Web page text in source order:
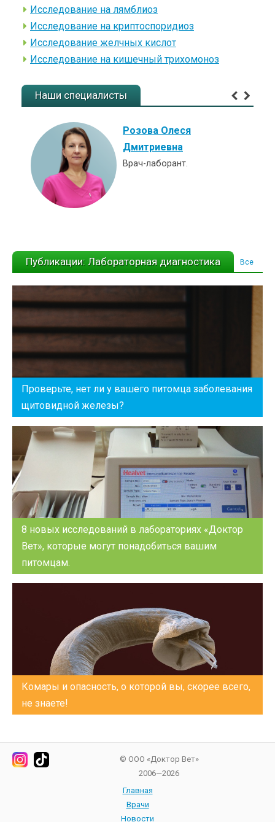
Исследование на лямблиоз
Исследование на криптоспоридиоз
Исследование желчных кислот
Исследование на кишечный трихомоноз
Наши специалисты
Розова Олеся
Дмитриевна
Врач-лаборант.
Публикации: Лабораторная диагностика Все
Проверьте, нет ли у вашего питомца заболевания
щитовидной железы?
8 новых исследований в лабораториях «Доктор
Вет», которые могут понадобиться вашим
питомцам.
Комары и опасность, о которой вы, скорее всего,
не знаете!
© ООО «Доктор Вет»
2006—2026
Главная
Врачи
Новости